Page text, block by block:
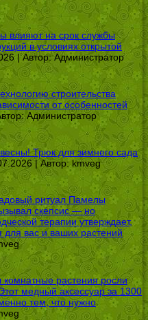
влияют на срок службы
в условиях открытой
| Автор:Администратор
строительства
от особенностей
Администратор
Трюк для зимнего сада
| Автор:kmveg
ритуал Памелы
скепсис — но
терапии утверждает,
для вас и ваших растений
комнатные растения росли
медный аксессуар за 1300
тем, что нужно